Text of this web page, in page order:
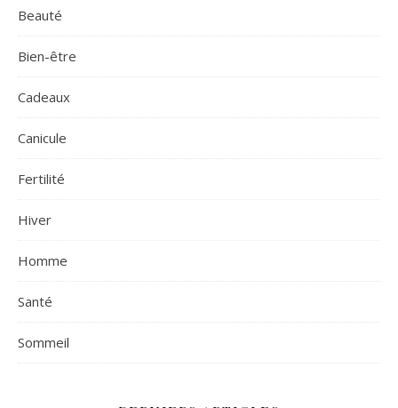
Beauté
Bien-être
Cadeaux
Canicule
Fertilité
Hiver
Homme
Santé
Sommeil